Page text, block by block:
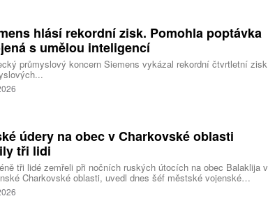
hlásí rekordní zisk. Pomohla poptávka
s umělou inteligencí
průmyslový koncern Siemens vykázal rekordní čtvrtletní zisk
údery na obec v Charkovské oblasti
tři lidi
tři lidé zemřeli při nočních ruských útocích na obec Balaklija v
Charkovské oblasti, uvedl dnes šéf městské vojenské
Vitalij Karabanov. Ukrajinské letectvo ráno oznámilo, že Rusko
útočilo na Ukrajinu čtyřmi střelami a 101 bezpilotními letouny,